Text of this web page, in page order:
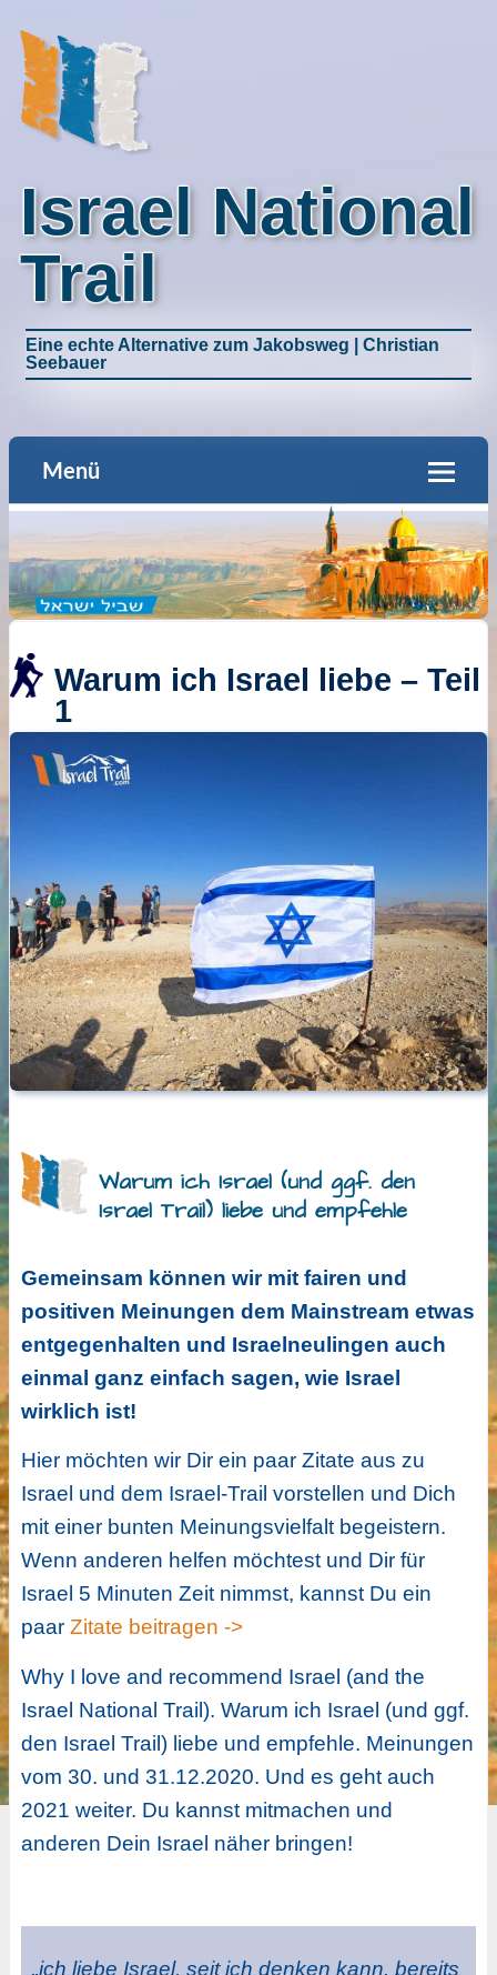
Israel National
Trail
Eine echte Alternative zum Jakobsweg | Christian
Seebauer
Menü
Warum ich Israel liebe – Teil
1
Warum ich Israel (und ggf. den
Israel Trail) liebe und empfehle
Gemeinsam können wir mit fairen und
positiven Meinungen dem Mainstream etwas
entgegenhalten und Israelneulingen auch
einmal ganz einfach sagen, wie Israel
wirklich ist!
Hier möchten wir Dir ein paar Zitate aus zu
Israel und dem Israel-Trail vorstellen und Dich
mit einer bunten Meinungsvielfalt begeistern.
Wenn anderen helfen möchtest und Dir für
Israel 5 Minuten Zeit nimmst, kannst Du ein
paar Zitate beitragen ->
Why I love and recommend Israel (and the
Israel National Trail). Warum ich Israel (und ggf.
den Israel Trail) liebe und empfehle. Meinungen
vom 30. und 31.12.2020. Und es geht auch
2021 weiter. Du kannst mitmachen und
anderen Dein Israel näher bringen!
„ich liebe Israel, seit ich denken kann. bereits